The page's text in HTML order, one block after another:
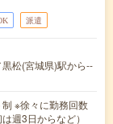
派遣
松(宮城県)駅から--
制 ※徐々に勤務回数
週3日からなど）